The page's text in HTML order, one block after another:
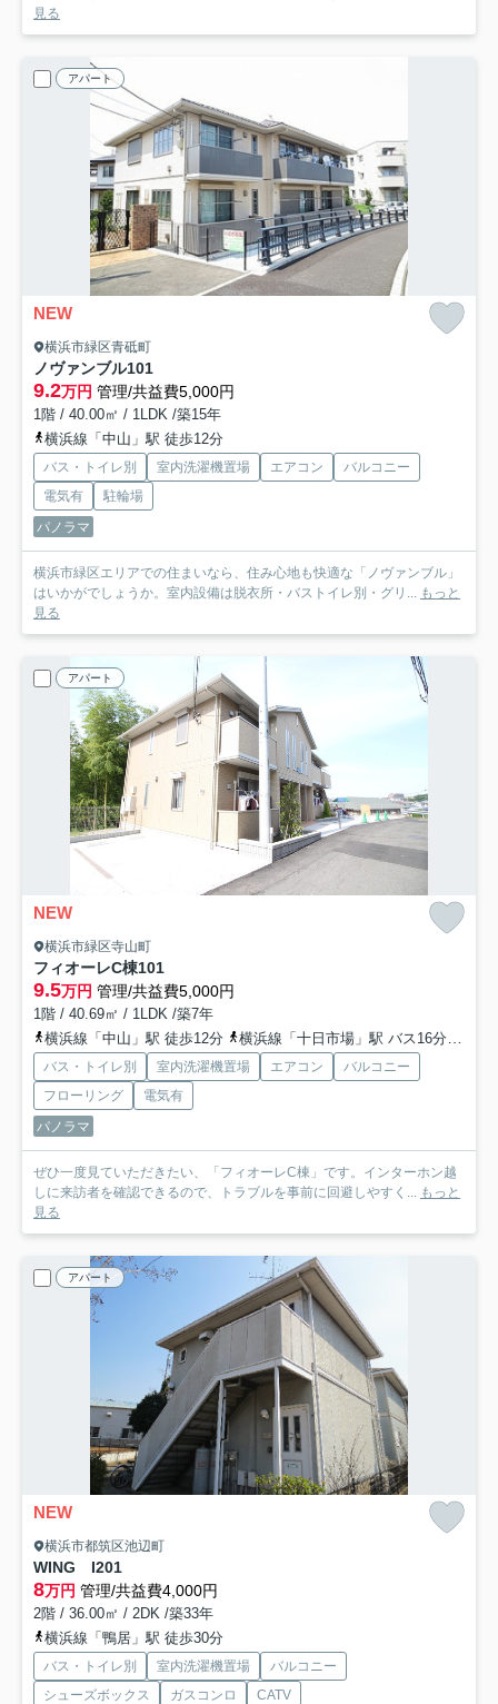
見る
アパート
NEW
横浜市緑区青砥町
ノヴァンブル101
9.2万円 管理/共益費5,000円
1階 / 40.00㎡ / 1LDK /築15年
横浜線「中山」駅 徒歩12分
バス・トイレ別 室内洗濯機置場 エアコン
バルコニー
電気有
駐輪場
パノラマ
横浜市緑区エリアでの住まいなら、住み心地も快適な「ノヴァンブル」
はいかがでしょうか。室内設備は脱衣所・バストイレ別・グリ...
もっと
見る
アパート
NEW
横浜市緑区寺山町
フィオーレC棟101
9.5万円 管理/共益費5,000円
1階 / 40.69㎡ / 1LDK /築7年
横浜線「中山」駅 徒歩12分
横浜線「十日市場」駅 バス16分 横浜市市営バス「中山駅前」 停歩11分
バス・トイレ別 室内洗濯機置場 エアコン
バルコニー
フローリング
電気有
パノラマ
ぜひ一度見ていただきたい、「フィオーレC棟」です。インターホン越
しに来訪者を確認できるので、トラブルを事前に回避しやすく...
もっと
見る
アパート
NEW
横浜市都筑区池辺町
WING I201
8万円 管理/共益費4,000円
2階 / 36.00㎡ / 2DK /築33年
横浜線「鴨居」駅 徒歩30分
バス・トイレ別 室内洗濯機置場
バルコニー
シューズボックス
ガスコンロ
CATV